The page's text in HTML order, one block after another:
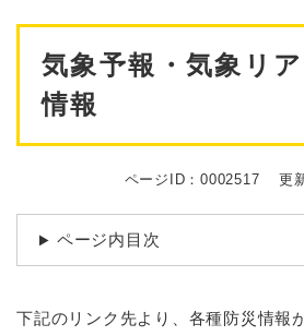
気象予報・気象リ
情報
ページID：0002517 更
ページ内目次
下記のリンク先より、各種防災情報